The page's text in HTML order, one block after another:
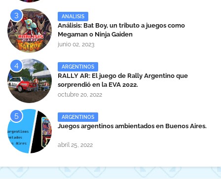
ANALISIS
Análisis: Bat Boy, un tributo a juegos como
Megaman o Ninja Gaiden
junio 02, 2023
ARGENTINOS
RALLY AR: El juego de Rally Argentino que
sorprendió en la EVA 2022.
octubre 20, 2022
ARGENTINOS
Juegos argentinos ambientados en Buenos Aires.
abril 25, 2022